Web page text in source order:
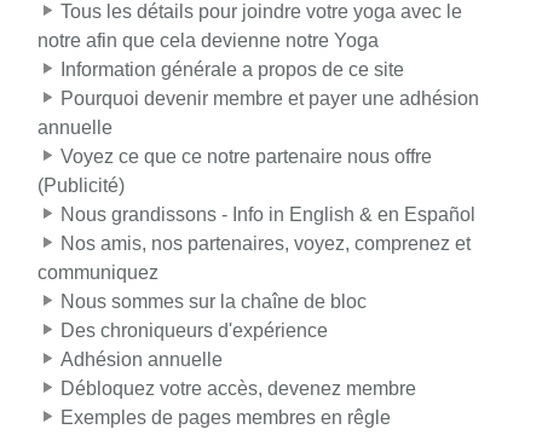
Tous les détails pour joindre votre yoga avec le
notre afin que cela devienne notre Yoga
Information générale a propos de ce site
Pourquoi devenir membre et payer une adhésion
annuelle
Voyez ce que ce notre partenaire nous offre
(Publicité)
Nous grandissons - Info in English & en Español
Nos amis, nos partenaires, voyez, comprenez et
communiquez
Nous sommes sur la chaîne de bloc
Des chroniqueurs d'expérience
Adhésion annuelle
Débloquez votre accès, devenez membre
Exemples de pages membres en rêgle